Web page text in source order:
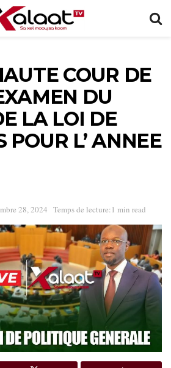
COUR DE
DU
LA LOI DE
POUR L’ ANNEE
28, 2024 Temps de lecture:1 min read